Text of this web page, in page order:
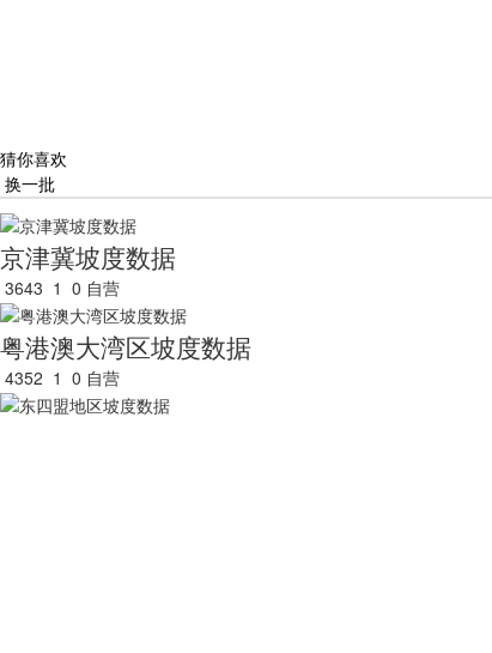
猜你喜欢
换一批
京津冀坡度数据
3643 1 0 自营
粤港澳大湾区坡度数据
4352 1 0 自营